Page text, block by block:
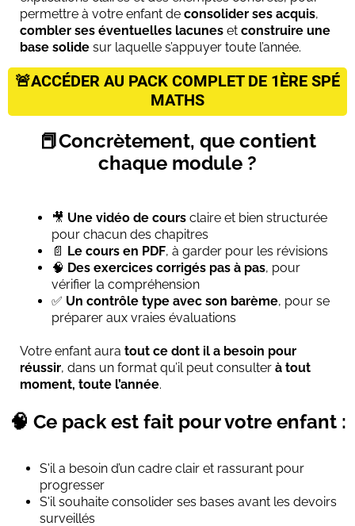
permettre à votre enfant de consolider ses acquis,
combler ses éventuelles lacunes et construire une
base solide sur laquelle s’appuyer toute l’année.
🚨ACCÉDER AU PACK COMPLET DE 1ÈRE SPÉ
MATHS
📕Concrètement, que contient
chaque module ?
🎥 Une vidéo de cours claire et bien structurée
pour chacun des chapitres
📄 Le cours en PDF, à garder pour les révisions
🧠 Des exercices corrigés pas à pas, pour
vérifier la compréhension
✅ Un contrôle type avec son barème, pour se
préparer aux vraies évaluations
Votre enfant aura tout ce dont il a besoin pour
réussir, dans un format qu’il peut consulter à tout
moment, toute l’année.
🧠 Ce pack est fait pour votre enfant :
S'il a besoin d’un cadre clair et rassurant pour
progresser
S'il souhaite consolider ses bases avant les devoirs
surveillés